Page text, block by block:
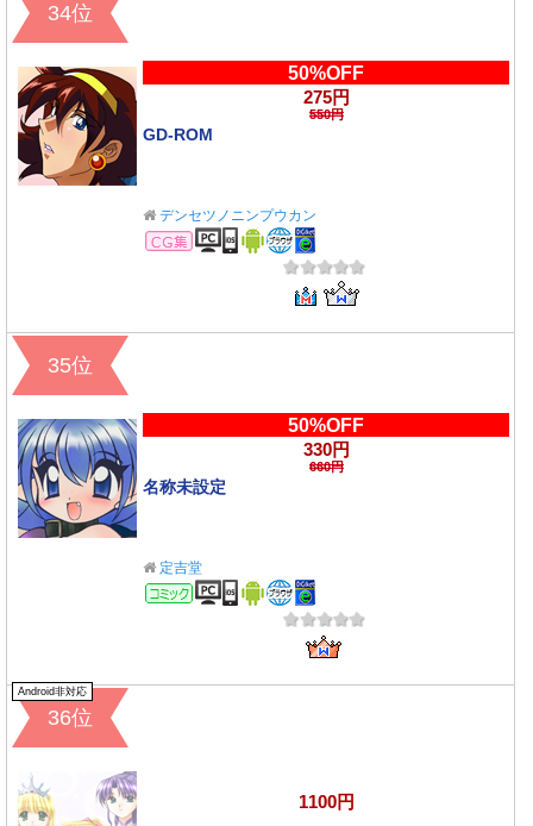
34位
50%OFF
275円
550円
GD-ROM
デンセツノニンプウカン
CG集
35位
50%OFF
330円
660円
名称未設定
定吉堂
コミック
36位
Android非対応
1100円